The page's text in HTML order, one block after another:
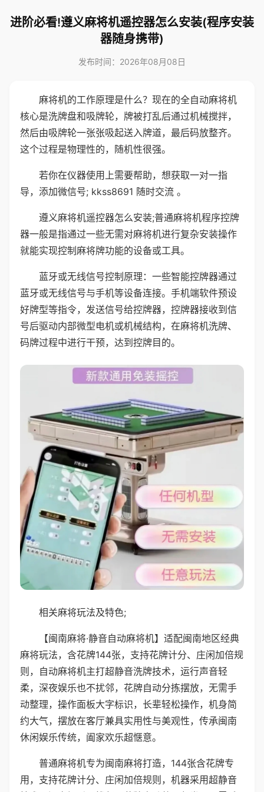
进阶必看!遵义麻将机遥控器怎么安装(程序安装
器随身携带)
发布时间：2026年08月08日
麻将机的工作原理是什么？现在的全自动麻将机
核心是洗牌盘和吸牌轮，牌被打乱后通过机械搅拌，
然后由吸牌轮一张张吸起送入牌道，最后码放整齐。
这个过程是物理性的，随机性很强。
若你在仪器使用上需要帮助，想获取一对一指
导，添加微信号; kkss8691 随时交流 。
遵义麻将机遥控器怎么安装;普通麻将机程序控牌
器一般是指通过一些无需对麻将机进行复杂安装操作
就能实现控制麻将牌功能的设备或工具。
蓝牙或无线信号控制原理：一些智能控牌器通过
蓝牙或无线信号与手机等设备连接。手机端软件预设
好牌型等指令，发送信号给控牌器，控牌器接收到信
号后驱动内部微型电机或机械结构，在麻将机洗牌、
码牌过程中进行干预，达到控牌目的。
相关麻将玩法及特色;
【闽南麻将·静音自动麻将机】适配闽南地区经典
麻将玩法，含花牌144张，支持花牌计分、庄闲加倍规
则，自动麻将机主打超静音洗牌技术，运行声音轻
柔，深夜娱乐也不扰邻，花牌自动分拣摆放，无需手
动整理，操作面板大字标识，长辈轻松操作，机身简
约大气，摆放在客厅兼具实用性与美观性，传承闽南
休闲娱乐传统，阖家欢乐超惬意。
普通麻将机专为闽南麻将打造，144张含花牌专
用，支持花牌计分、庄闲加倍规则，机器采用超静音